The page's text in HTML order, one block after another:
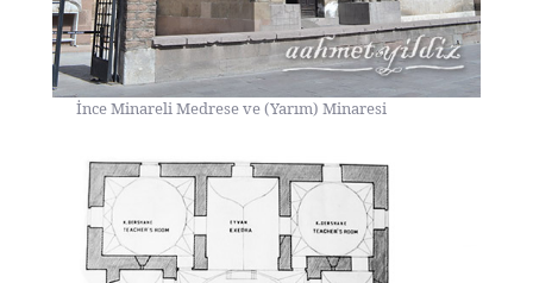
İnce Minareli Medrese ve (Yarım) Minaresi